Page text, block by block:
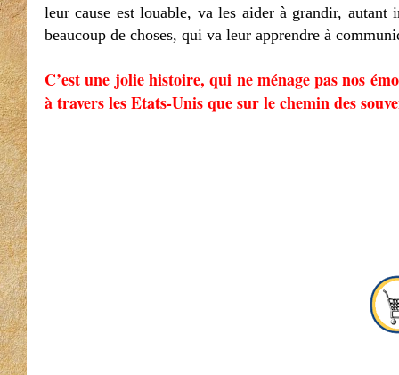
leur cause est louable, va les aider à grandir,
beaucoup de choses, qui va leur apprendre à
C’est une jolie histoire, qui ne ménage pas nos
à travers les Etats-Unis que sur le chemin des